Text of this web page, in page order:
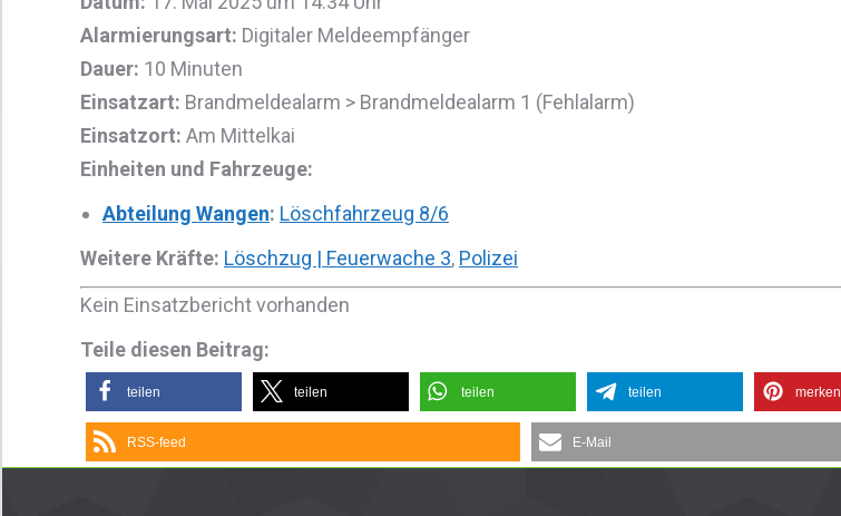
Alarmierungsart: Digitaler Meldeempfänger
Dauer: 10 Minuten
Einsatzart: Brandmeldealarm > Brandmeldealarm 1 (Fehlalarm)
Einsatzort: Am Mittelkai
Einheiten und Fahrzeuge:
Abteilung Wangen: Löschfahrzeug 8/6
Weitere Kräfte: Löschzug | Feuerwache 3, Polizei
Kein Einsatzbericht vorhanden
Teile diesen Beitrag:
teilen teilen teilen teilen merken
RSS-feed E-Mail